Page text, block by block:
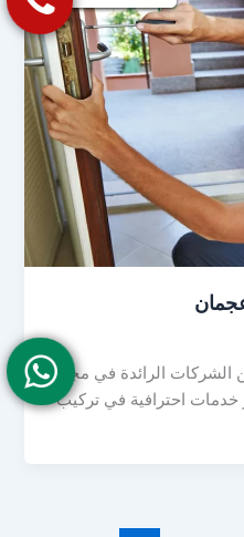
الشركات الرائدة في مجال
خدمات احترافية في تركيب